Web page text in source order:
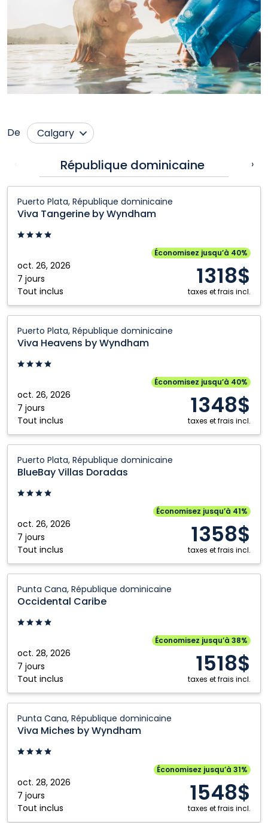
De
Calgary
Comox
Cranbrook
Edmonton
Fort McMurray
Grande Prairie
Hamilton
Kamloops
Kelowna
London
Montréal
Nanaimo
Ottawa
Prince George
Saskatoon
Toronto
Vancouver
Victoria
République dominicaine ›
Puerto Plata, République dominicaine
Viva Tangerine by Wyndham
oct. 26, 2026
7 jours
Tout inclus
Économisez jusqu’à 40%
1318$
taxes et frais incl.
Tangerine
Wyndham:
Plata,
République
dominicaine
Puerto Plata, République dominicaine
Viva Heavens by Wyndham
oct. 26, 2026
7 jours
Tout inclus
Économisez jusqu’à 40%
1348$
taxes et frais incl.
Heavens
Wyndham:
Plata,
République
dominicaine
Puerto Plata, République dominicaine
BlueBay Villas Doradas
oct. 26, 2026
7 jours
Tout inclus
Économisez jusqu’à 41%
1358$
taxes et frais incl.
Villas
Doradas:
Puerto
République
dominicaine
Punta Cana, République dominicaine
Occidental Caribe
oct. 28, 2026
7 jours
Tout inclus
Économisez jusqu’à 38%
1518$
taxes et frais incl.
Caribe:
Punta
Cana,
dominicaine
Punta Cana, République dominicaine
Viva Miches by Wyndham
oct. 28, 2026
7 jours
Tout inclus
Économisez jusqu’à 31%
1548$
taxes et frais incl.
Miches
Wyndham:
Cana,
République
dominicaine